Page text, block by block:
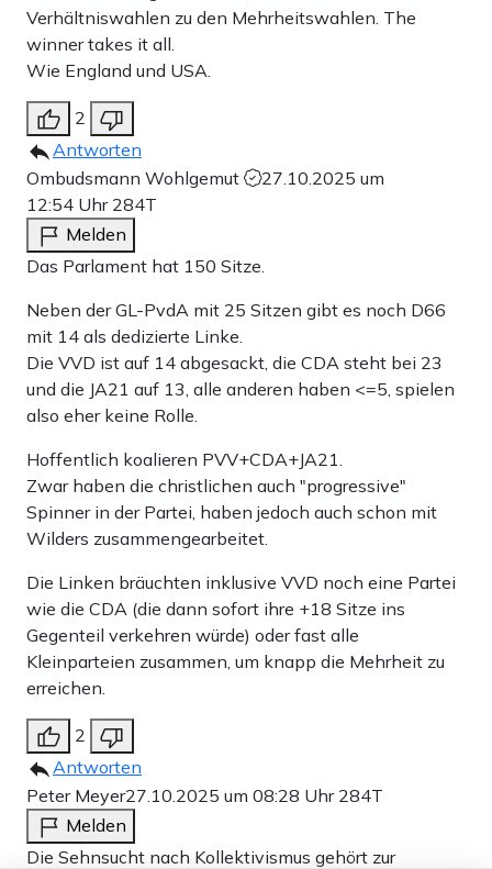
Verhältniswahlen zu den Mehrheitswahlen. The
winner takes it all.
Wie England und USA.
2
Antworten
Ombudsmann Wohlgemut
27.10.2025 um
12:54 Uhr 284T
Melden
Das Parlament hat 150 Sitze.
Neben der GL-PvdA mit 25 Sitzen gibt es noch D66
mit 14 als dedizierte Linke.
Die VVD ist auf 14 abgesackt, die CDA steht bei 23
und die JA21 auf 13, alle anderen haben <=5, spielen
also eher keine Rolle.
Hoffentlich koalieren PVV+CDA+JA21.
Zwar haben die christlichen auch "progressive"
Spinner in der Partei, haben jedoch auch schon mit
Wilders zusammengearbeitet.
Die Linken bräuchten inklusive VVD noch eine Partei
wie die CDA (die dann sofort ihre +18 Sitze ins
Gegenteil verkehren würde) oder fast alle
Kleinparteien zusammen, um knapp die Mehrheit zu
erreichen.
2
Antworten
Peter Meyer27.10.2025 um 08:28 Uhr 284T
Melden
Die Sehnsucht nach Kollektivismus gehört zur